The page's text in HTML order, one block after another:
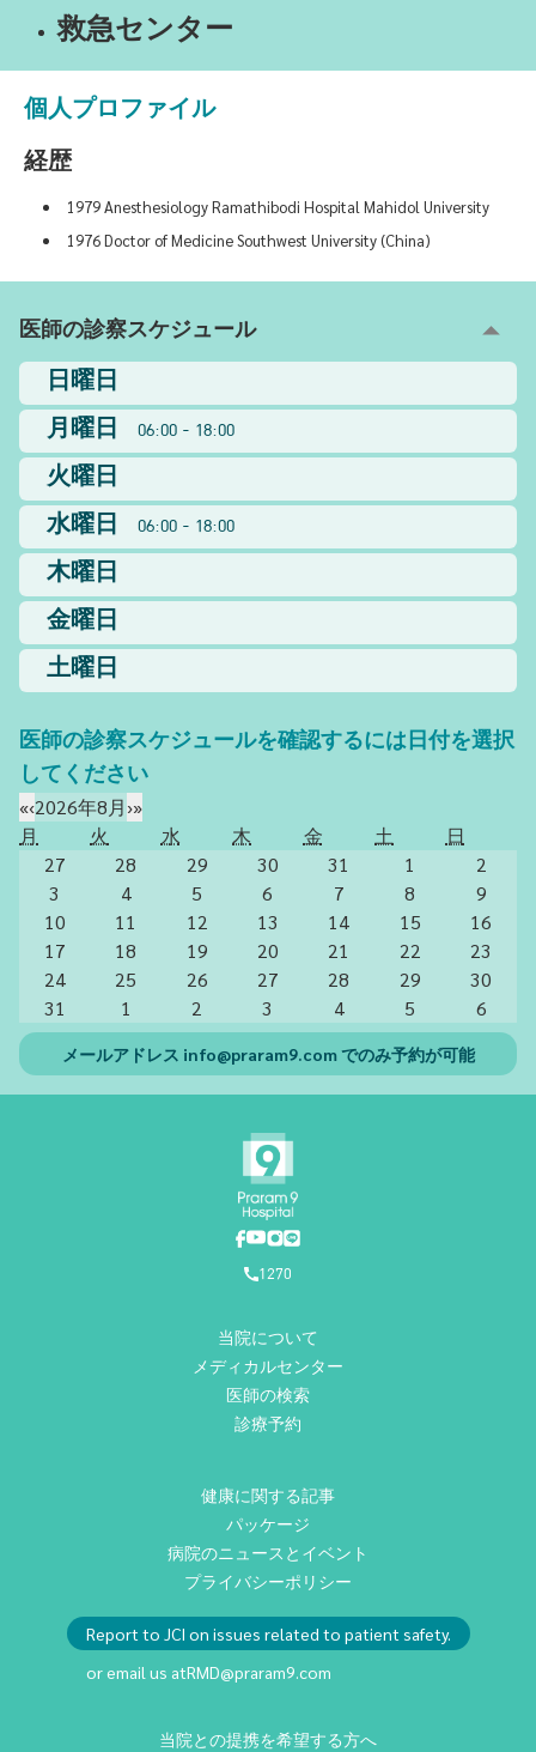
救急センター
個人プロファイル
経歴
1979 Anesthesiology Ramathibodi Hospital Mahidol University
1976 Doctor of Medicine Southwest University (China)
医師の診察スケジュール
日曜日
月曜日
06:00 - 18:00
火曜日
水曜日
06:00 - 18:00
木曜日
金曜日
土曜日
医師の診察スケジュールを確認するには日付を選択
してください
«‹2026年8月›»
月
火 水 木 金 土
日
27
28 29 30 31 1
2
3
4 5 6 7 8
9
10
11 12 13 14 15
16
17
18 19 20 21 22
23
24
25 26 27 28 29
30
31
1 2 3 4 5 6
メールアドレス info@praram9.comでのみ予約が可能
1270
当院について
メディカルセンター
医師の検索
診療予約
健康に関する記事
パッケージ
病院のニュースとイベント
プライバシーポリシー
Report to JCI on issues related to patient safety.
or email us atRMD@praram9.com
当院との提携を希望する方へ